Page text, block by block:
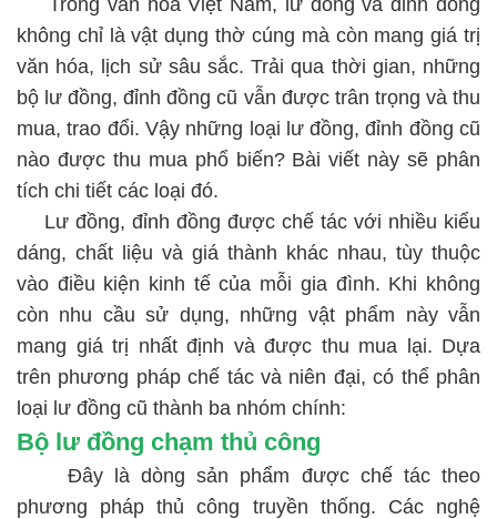
không chỉ là vật dụng thờ cúng mà còn mang giá trị
văn hóa, lịch sử sâu sắc. Trải qua thời gian, những
bộ lư đồng, đỉnh đồng cũ vẫn được trân trọng và thu
mua, trao đổi. Vậy những loại lư đồng, đỉnh đồng cũ
nào được thu mua phổ biến? Bài viết này sẽ phân
tích chi tiết các loại đó.
Lư đồng, đỉnh đồng được chế tác với nhiều kiểu
dáng, chất liệu và giá thành khác nhau, tùy thuộc
vào điều kiện kinh tế của mỗi gia đình. Khi không
còn nhu cầu sử dụng, những vật phẩm này vẫn
mang giá trị nhất định và được thu mua lại. Dựa
trên phương pháp chế tác và niên đại, có thể phân
loại lư đồng cũ thành ba nhóm chính:
Bộ lư đồng chạm thủ công
Đây là dòng sản phẩm được chế tác theo
phương pháp thủ công truyền thống. Các nghệ